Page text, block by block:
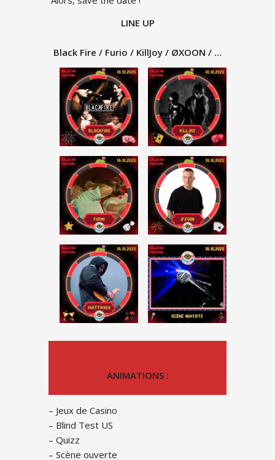
LINE UP
Black Fire / Furio / KillJoy / ØXOON / …
ANIMATIONS :
– Jeux de Casino
– Blind Test US
– Quizz
– Scène ouverte